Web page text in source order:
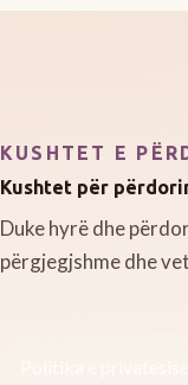
KUSHTET E
Kushtet për
Duke hyrë dhe
përgjegjshme dhe